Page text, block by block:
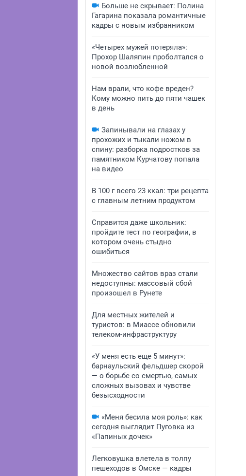
Больше не скрывает: Полина
Гагарина показала романтичные
кадры с новым избранником
«Четырех мужей потеряла»:
Прохор Шаляпин проболтался о
новой возлюбленной
Нам врали, что кофе вреден?
Кому можно пить до пяти чашек
в день
Запинывали на глазах у
прохожих и тыкали ножом в
спину: разборка подростков за
памятником Курчатову попала
на видео
В 100 г всего 23 ккал: три рецепта
с главным летним продуктом
Справится даже школьник:
пройдите тест по географии, в
котором очень стыдно
ошибиться
Множество сайтов враз стали
недоступны: массовый сбой
произошел в Рунете
Для местных жителей и
туристов: в Миассе обновили
телеком-инфраструктуру
«У меня есть еще 5 минут»:
барнаульский фельдшер скорой
— о борьбе со смертью, самых
сложных вызовах и чувстве
безысходности
«Меня бесила моя роль»: как
сегодня выглядит Пуговка из
«Папиных дочек»
Легковушка влетела в толпу
пешеходов в Омске — кадры